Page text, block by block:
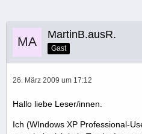
MartinB.ausR.
Gast
26. März 2009 um 17:12
Hallo liebe Leser/innen.
Ich (WIndows XP Professional-